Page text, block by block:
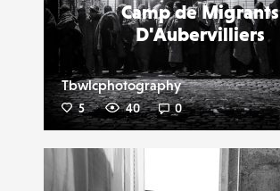
Camp de Migrants
D'Aubervilliers
Tbwlcphotography
5 40 0